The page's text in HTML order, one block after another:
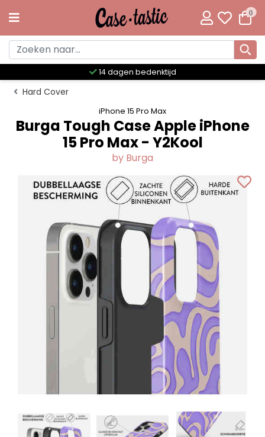
0
Meer dan 300 unieke designs
Hard Cover
iPhone 15 Pro Max
Burga Tough Case Apple iPhone
15 Pro Max - Y2Kool
by Burga